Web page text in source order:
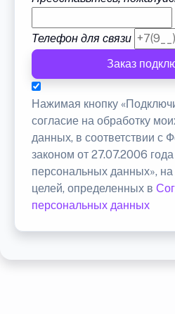
Телефон для связи
Заказ
Нажимая кнопку
согласие на обработку
данных, в соответствии с
законом от 27.07.2006
персональных данных»,
целей, определенных в
персональных данных